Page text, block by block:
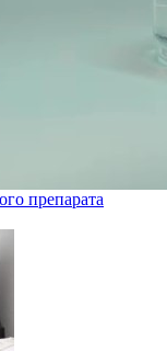
препарата